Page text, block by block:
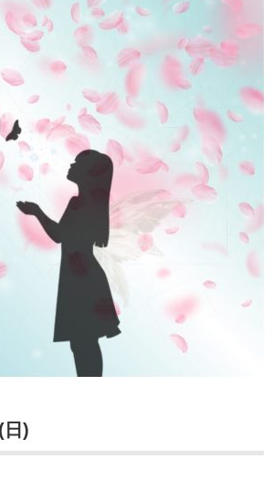
日)